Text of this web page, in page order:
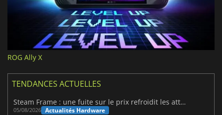
ROG Ally X
TENDANCES ACTUELLES
Steam Frame : une fuite sur le prix refroidit les attentes VR
05/08/2026 Actualités Hardware